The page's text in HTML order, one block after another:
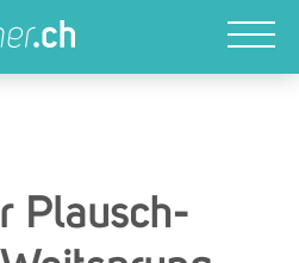
Plausch-